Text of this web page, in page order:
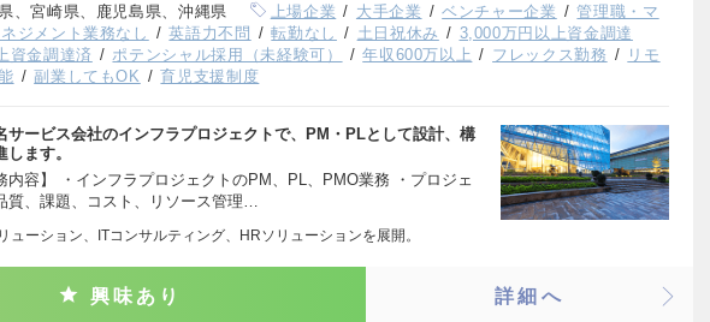
、宮崎県、鹿児島県、沖縄県
上場企業 大手企業 ベンチャー企業
管理職・マ
ジメント業務なし 英語力不問 転勤なし 土日祝休み
3,000万円以上資金調達
資金調達済 ポテンシャル採用（未経験可） 年収600万以上 フレックス勤務
リモ
副業してもOK 育児支援制度
サービス会社のインフラプロジェクトで、PM・PLとして設計、構
ます。
内容】 ・インフラプロジェクトのPM、PL、PMO業務 ・プロジェ
質、課題、コスト、リソース管理…
ューション、ITコンサルティング、HRソリューションを展開。
興味あり 詳細へ